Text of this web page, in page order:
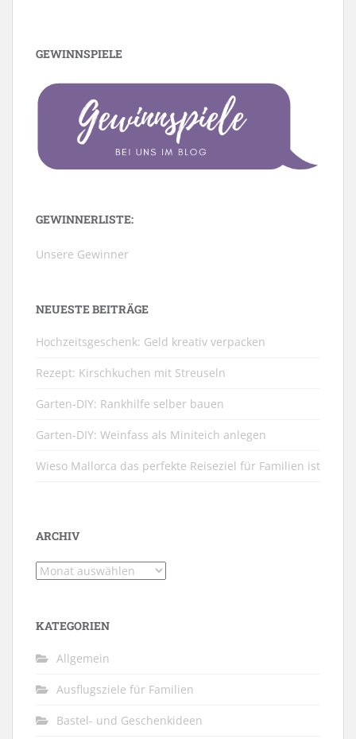
GEWINNSPIELE
GEWINNERLISTE:
Unsere Gewinner
NEUESTE BEITRÄGE
Hochzeitsgeschenk: Geld kreativ verpacken
Rezept: Kirschkuchen mit Streuseln
Garten-DIY: Rankhilfe selber bauen
Garten-DIY: Weinfass als Miniteich anlegen
Wieso Mallorca das perfekte Reiseziel für Familien ist
ARCHIV
Archiv
KATEGORIEN
Allgemein
Ausflugsziele für Familien
Bastel- und Geschenkideen